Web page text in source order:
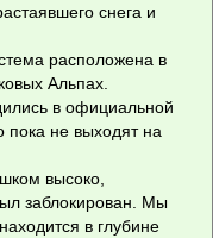
снега и
расположена в
Альпах.
в официальной
пока не выходят на
высоко,
заблокирован. Мы
в глубине